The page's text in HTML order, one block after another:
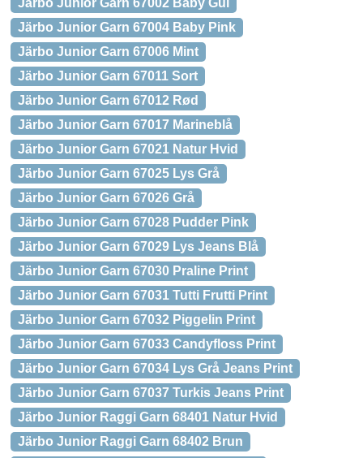
Järbo Junior Garn 67002 Baby Gul
Järbo Junior Garn 67004 Baby Pink
Järbo Junior Garn 67006 Mint
Järbo Junior Garn 67011 Sort
Järbo Junior Garn 67012 Rød
Järbo Junior Garn 67017 Marineblå
Järbo Junior Garn 67021 Natur Hvid
Järbo Junior Garn 67025 Lys Grå
Järbo Junior Garn 67026 Grå
Järbo Junior Garn 67028 Pudder Pink
Järbo Junior Garn 67029 Lys Jeans Blå
Järbo Junior Garn 67030 Praline Print
Järbo Junior Garn 67031 Tutti Frutti Print
Järbo Junior Garn 67032 Piggelin Print
Järbo Junior Garn 67033 Candyfloss Print
Järbo Junior Garn 67034 Lys Grå Jeans Print
Järbo Junior Garn 67037 Turkis Jeans Print
Järbo Junior Raggi Garn 68401 Natur Hvid
Järbo Junior Raggi Garn 68402 Brun